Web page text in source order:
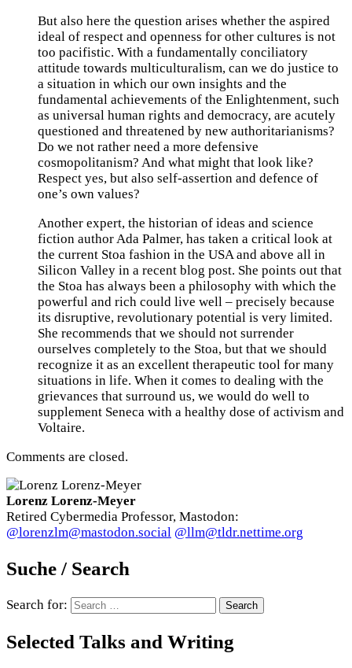
But also here the question arises whether the aspired
ideal of respect and openness for other cultures is not
too pacifistic. With a fundamentally conciliatory
attitude towards multiculturalism, can we do justice to
a situation in which our own insights and the
fundamental achievements of the Enlightenment, such
as universal human rights and democracy, are acutely
questioned and threatened by new authoritarianisms?
Do we not rather need a more defensive
cosmopolitanism? And what might that look like?
Respect yes, but also self-assertion and defence of
one’s own values?
Another expert, the historian of ideas and science
fiction author Ada Palmer, has taken a critical look at
the current Stoa fashion in the USA and above all in
Silicon Valley in a recent blog post. She points out that
the Stoa has always been a philosophy with which the
powerful and rich could live well – precisely because
its disruptive, revolutionary potential is very limited.
She recommends that we should not surrender
ourselves completely to the Stoa, but that we should
recognize it as an excellent therapeutic tool for many
situations in life. When it comes to dealing with the
grievances that surround us, we would do well to
supplement Seneca with a healthy dose of activism and
Voltaire.
Comments are closed.
Lorenz Lorenz-Meyer
Retired Cybermedia Professor, Mastodon:
@lorenzlm@mastodon.social @llm@tldr.nettime.org
Suche / Search
Search for:
Selected Talks and Writing